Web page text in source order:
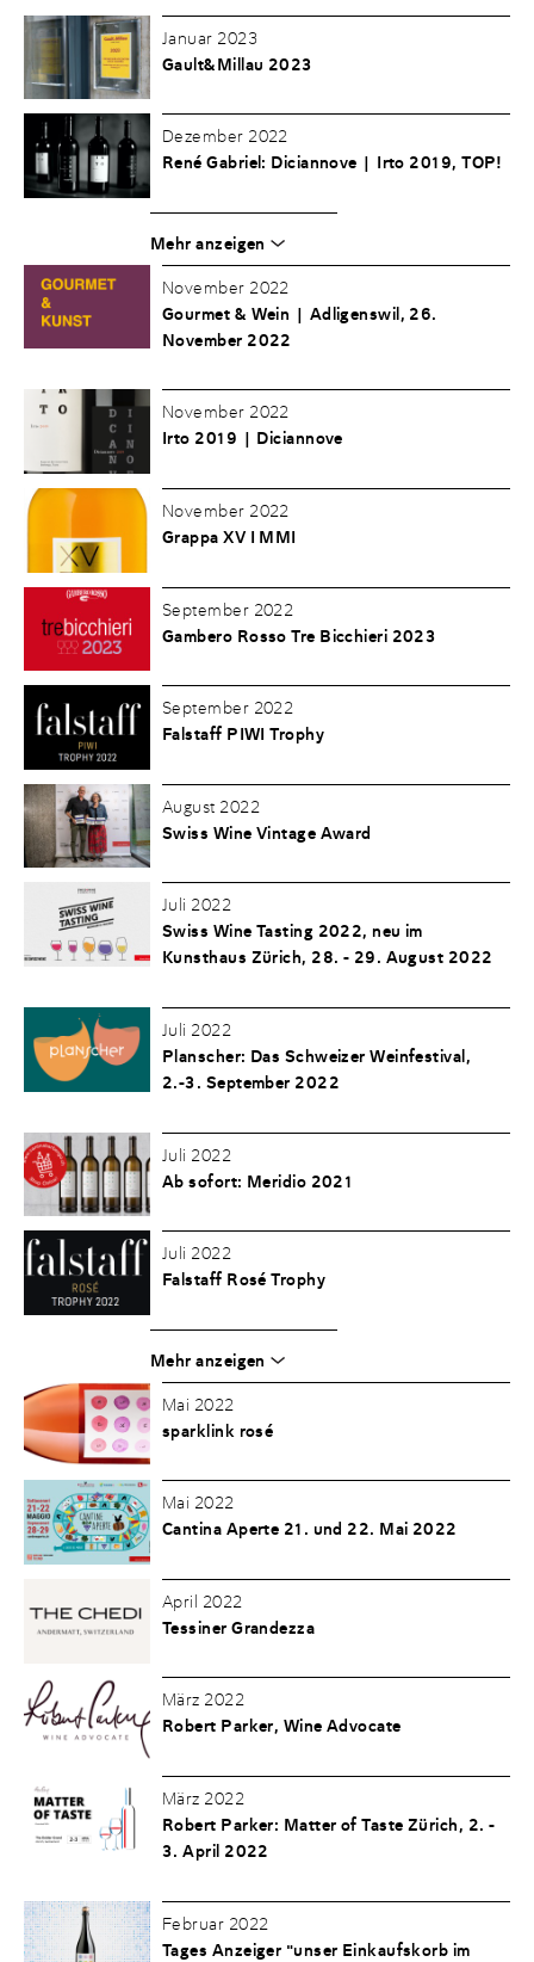
Januar 2023
Gault&Millau 2023
Dezember 2022
René Gabriel: Diciannove | Irto 2019, TOP!
Mehr anzeigen
November 2022
Gourmet & Wein | Adligenswil, 26.
November 2022
November 2022
Irto 2019 | Diciannove
November 2022
Grappa XV I MMI
September 2022
Gambero Rosso Tre Bicchieri 2023
September 2022
Falstaff PIWI Trophy
August 2022
Swiss Wine Vintage Award
Juli 2022
Swiss Wine Tasting 2022, neu im
Kunsthaus Zürich, 28. - 29. August 2022
Juli 2022
Planscher: Das Schweizer Weinfestival,
2.-3. September 2022
Juli 2022
Ab sofort: Meridio 2021
Juli 2022
Falstaff Rosé Trophy
Mehr anzeigen
Mai 2022
sparklink rosé
Mai 2022
Cantina Aperte 21. und 22. Mai 2022
April 2022
Tessiner Grandezza
März 2022
Robert Parker, Wine Advocate
März 2022
Robert Parker: Matter of Taste Zürich, 2. -
3. April 2022
Februar 2022
Tages Anzeiger "unser Einkaufskorb im